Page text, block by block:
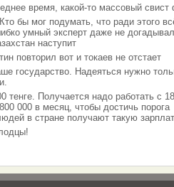
время, какой-то массовый свист
бы мог подумать, что ради этого
умный эксперт даже не
наступит
повторил вот и токаев не отстает
государство. Надеяться нужно
тенге. Получается надо работать с
000 в месяц, чтобы достичь порога
в стране получают такую